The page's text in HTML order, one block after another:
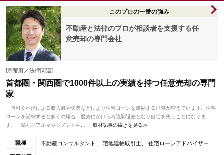
このプロの一番の強み
不動産と法律のプロが相談者を支援する任
意売却の専門会社
[京都府／法律関連]
首都圏・関西圏で1000件以上の実績を持つ任意売却の専門
家
長引く不況による収入減や失業などにより住宅ローンを滞納する世帯が増えています。住宅
ローンを滞納すると多くの場合、競売にかけられ強制退去となり自宅を失うことになりま
す。 烏丸リアルマネジメント株...
取材記事の続きを見る≫
職種 不動産コンサルタント、 宅地建物取引士、 住宅ローンアドバイザー